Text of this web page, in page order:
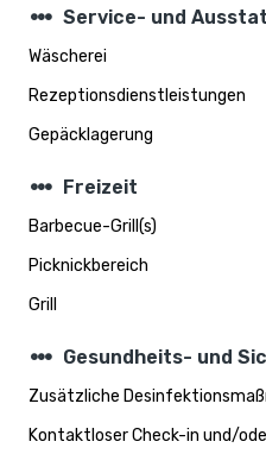
steppers Service- und
Wäscherei
Rezeptionsdienstleistungen
Gepäcklagerung
steppers Freizeit
Barbecue-Grill(s)
Picknickbereich
Grill
steppers Gesundheits- und
Zusätzliche
Kontaktloser Check-in und/